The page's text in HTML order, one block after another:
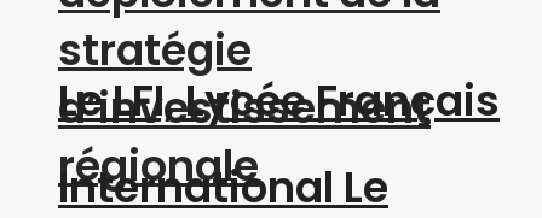
stratégie
d’investissement
régionale
Le LFI, Lycée Français
International Le